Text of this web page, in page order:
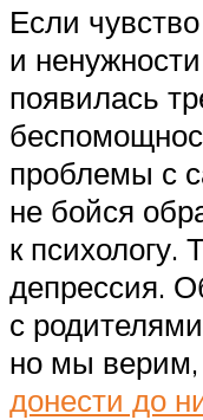
Если
и
появилась
проблемы с
не бойся
к психологу.
депрессия.
с
но мы верим,
донести до